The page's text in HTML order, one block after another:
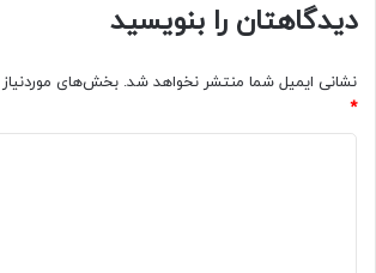
دیدگاهتان را بنویسید
نشانی ایمیل شما منتشر نخواهد شد. بخش‌های
*